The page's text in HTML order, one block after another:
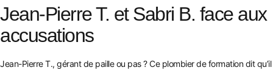
Jean-Pierre T. et Sabri B. face aux
accusations
Jean-Pierre T., gérant de paille ou pas ? Ce plombier de formation dit qu’il